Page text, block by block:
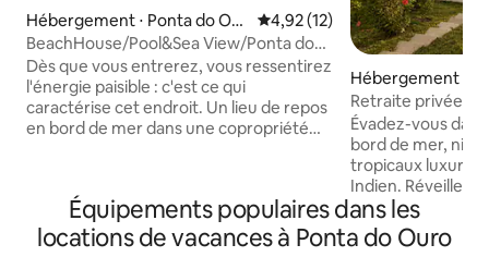
Hébergement ⋅ Ponta do Our
o
Évaluation moyenne sur la
4,92 (12)
BeachHouse/Pool&Sea View/Ponta do
Ouro (Starlink)
Dès que vous entrerez, vous ressentirez
l'énergie paisible : c'est ce qui
caractérise cet endroit. Un lieu de repos
en bord de mer dans une copropriété
nature et au calme. Une piscine privée
pour se rafraîchir, un nettoyage
quotidien et une connexion Wi-Fi
Starlink fiable pour ceux qui ont besoin
Hébergement ⋅
Retraite privée
piscine et
Évadez-vous
bord de mer,
tropicaux
Indien. Réveillez-vous au son des
vagues, passez
midis au bord de
vos journées par
Équipements populaires dans les
locations de vacances à Ponta do Ouro